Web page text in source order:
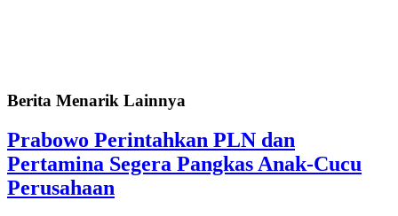
Berita Menarik Lainnya
Prabowo Perintahkan PLN dan
Pertamina Segera Pangkas Anak-Cucu
Perusahaan